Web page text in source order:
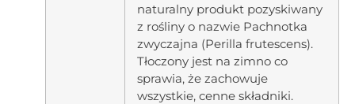
naturalny produkt pozyskiwany
z rośliny o nazwie Pachnotka
zwyczajna (Perilla frutescens).
Tłoczony jest na zimno co
sprawia, że zachowuje
wszystkie, cenne składniki.